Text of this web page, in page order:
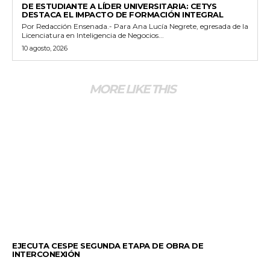
DE ESTUDIANTE A LÍDER UNIVERSITARIA: CETYS
DESTACA EL IMPACTO DE FORMACIÓN INTEGRAL
Por Redacción Ensenada.- Para Ana Lucía Negrete, egresada de la
Licenciatura en Inteligencia de Negocios...
10 agosto, 2026
MORE LIKE THIS
EJECUTA CESPE SEGUNDA ETAPA DE OBRA DE
INTERCONEXIÓN